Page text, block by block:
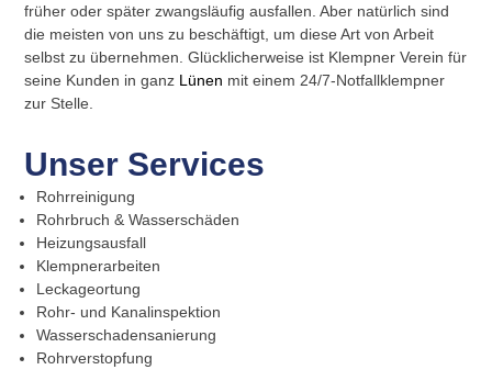
früher oder später zwangsläufig ausfallen. Aber natürlich sind
die meisten von uns zu beschäftigt, um diese Art von Arbeit
selbst zu übernehmen. Glücklicherweise ist Klempner Verein für
seine Kunden in ganz Lünen mit einem 24/7-Notfallklempner
zur Stelle.
Unser Services
Rohrreinigung
Rohrbruch & Wasserschäden
Heizungsausfall
Klempnerarbeiten
Leckageortung
Rohr- und Kanalinspektion
Wasserschadensanierung
Rohrverstopfung